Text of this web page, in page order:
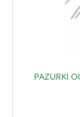
PAZURKI